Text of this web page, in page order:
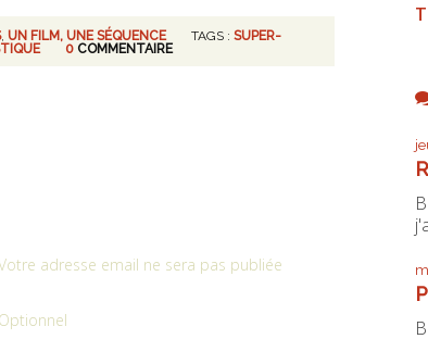
,UN FILM, UNE SÉQUENCE TAGS :SUPER-
0 COMMENTAIRE
adresse email ne sera pas publiée
Optionnel